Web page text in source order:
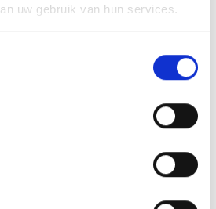
uw gebruik van hun services.